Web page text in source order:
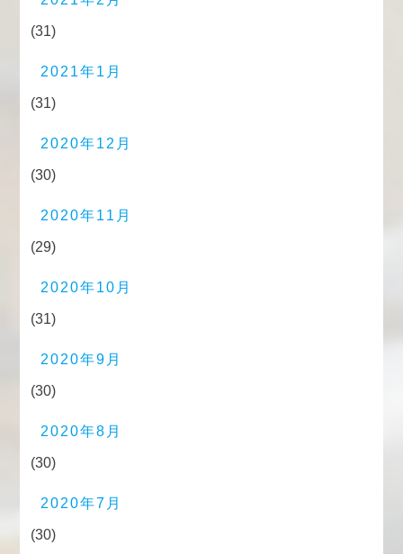
(31)
2021年1月
(31)
2020年12月
(30)
2020年11月
(29)
2020年10月
(31)
2020年9月
(30)
2020年8月
(30)
2020年7月
(30)